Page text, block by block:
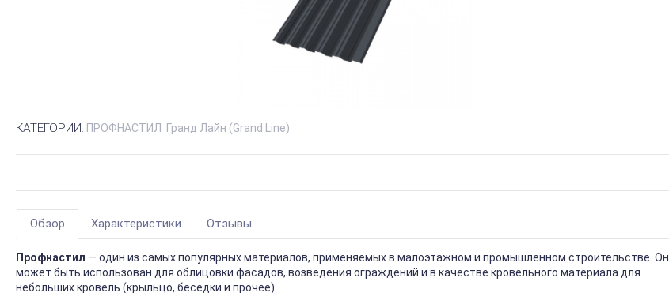
КАТЕГОРИИ: ПРОФНАСТИЛ Гранд Лайн (Grand Line)
Обзор Характеристики Отзывы
Профнастил — один из самых популярных материалов, применяемых в малоэтажном и промышленном строительстве. Он
может быть использован для облицовки фасадов, возведения ограждений и в качестве кровельного материала для
небольших кровель (крыльцо, беседки и прочее).